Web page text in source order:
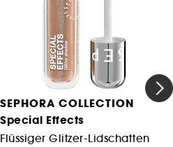
SEPHORA COLLECTION
Special Effects
Flüssiger Glitzer-Lidschatten